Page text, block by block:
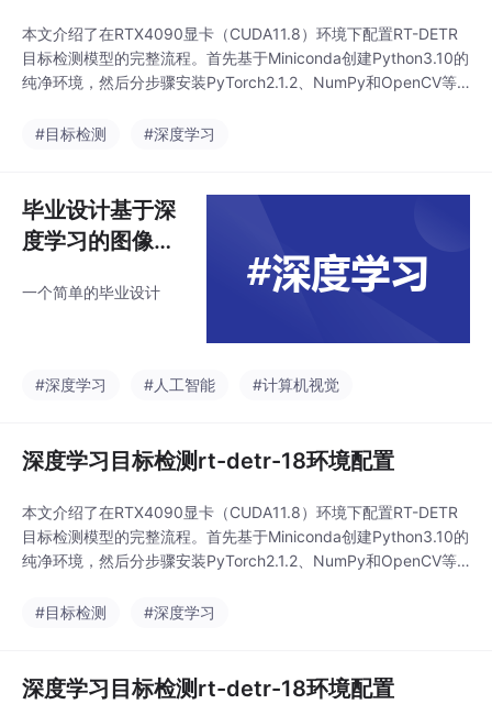
本文介绍了在RTX4090显卡（CUDA11.8）环境下配置RT-DETR
目标检测模型的完整流程。首先基于Miniconda创建Python3.10的
纯净环境，然后分步骤安装PyTorch2.1.2、NumPy和OpenCV等
供了详细的格式转换脚本，将原始标注转换为YOLO格式，并给出
#目标检测 #深度学习
毕业设计基于深
度学习的图像识
一个简单的毕业设计
#深度学习 #人工智能 #计算机视觉
深度学习目标检测rt-detr-18环境配置
本文介绍了在RTX4090显卡（CUDA11.8）环境下配置RT-DETR
目标检测模型的完整流程。首先基于Miniconda创建Python3.10的
纯净环境，然后分步骤安装PyTorch2.1.2、NumPy和OpenCV等
供了详细的格式转换脚本，将原始标注转换为YOLO格式，并给出
#目标检测 #深度学习
深度学习目标检测rt-detr-18环境配置